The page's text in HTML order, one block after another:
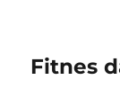
Fitnes